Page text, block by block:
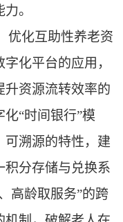
。
优化互助性养老资
化平台的应用，
升资源流转效率的
“时间银行”模
可溯源的特性，建
积分存储与兑换系
高龄取服务”的跨